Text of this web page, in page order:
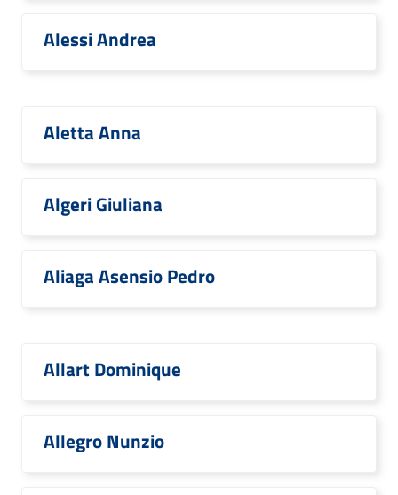
Alessi Andrea
Aletta Anna
Algeri Giuliana
Aliaga Asensio Pedro
Allart Dominique
Allegro Nunzio